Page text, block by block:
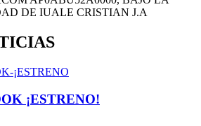
DE IUALE CRISTIAN J.A
¡ESTRENO!